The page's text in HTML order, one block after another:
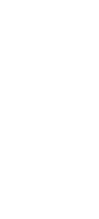
hinzufügen